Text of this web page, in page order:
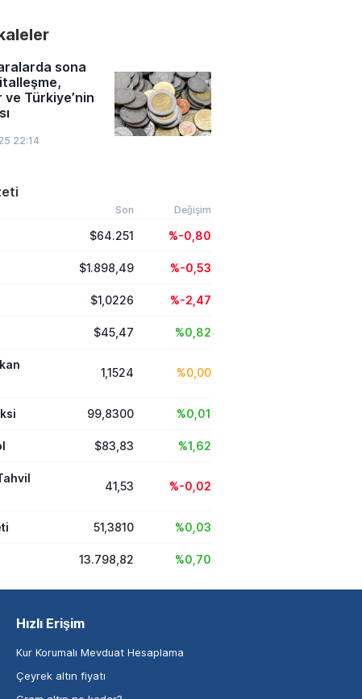
yan etki
sayısı artarken,
komplikasyonlar
yönelik
sona
Türkiye’nin
22:14
Son Değişim
$64.251 %-0,80
$1.898,49 %-0,53
$1,0226 %-2,47
$45,47 %0,82
1,1524 %0,00
99,8300 %0,01
$83,83 %1,62
41,53 %-0,02
51,3810 %0,03
13.798,82 %0,70
Hızlı Erişim
Kur Korumalı Mevduat Hesaplama
Çeyrek altın fiyatı